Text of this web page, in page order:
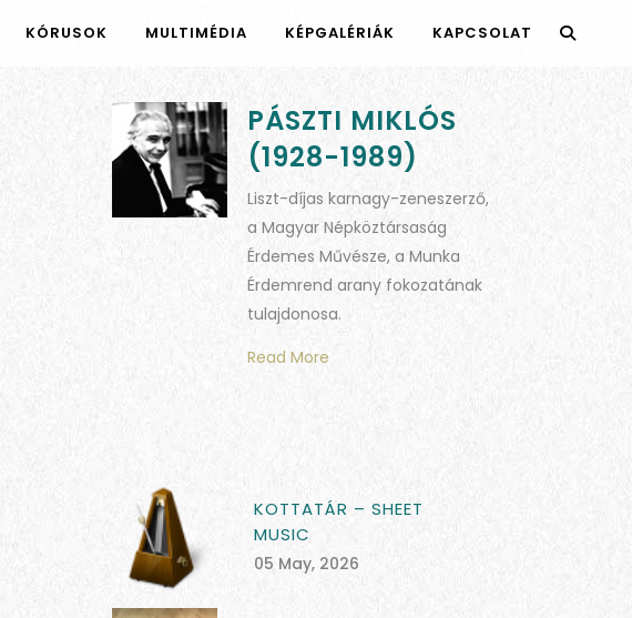
KÓRUSOK MULTIMÉDIA KÉPGALÉRIÁK KAPCSOLAT
PÁSZTI MIKLÓS
(1928-1989)
Liszt-díjas karnagy-zeneszerző,
a Magyar Népköztársaság
Érdemes Művésze, a Munka
Érdemrend arany fokozatának
tulajdonosa.
Read More
KOTTATÁR – SHEET
MUSIC
05 May, 2026